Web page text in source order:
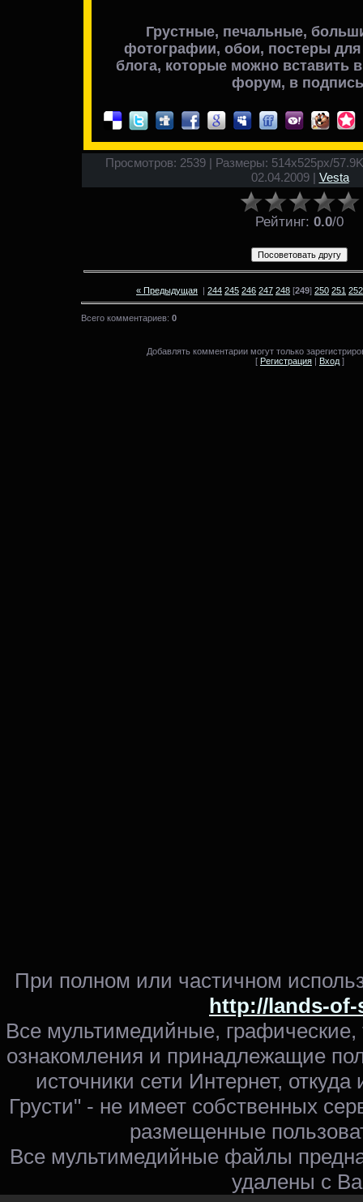
Грустные, печальные,
фотографии, обои, постеры
блога, которые можно вставить в
форум, в
Просмотров: 2539 | Размеры: 514x525px/
02.04.2009 | Vesta
Рейтинг: 0.0/0
« Предыдущая | 244 245 246 247 248 [249] 250 251 252
Всего комментариев: 0
Добавлять комментарии могут только
[ Регистрация Вход ]
При полном или частичном
http://lands-
Все мультимедийные,
ознакомления и принадлежащие
источники сети Интернет,
Грусти" - не имеет собственных
размещенные
Все мультимедийные файлы
удалены с